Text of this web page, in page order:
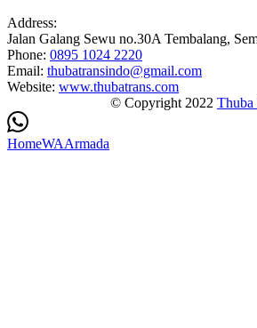
Address:
Jalan Galang Sewu no.30A Tembalang,
Phone: 0895 1024 2220
Email: thubatransindo@gmail.com
Website: www.thubatrans.com
© Copyright 2022 Thuba
HomeWAArmada